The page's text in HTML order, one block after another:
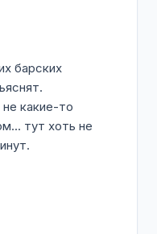
барских
какие-то
тут хоть не